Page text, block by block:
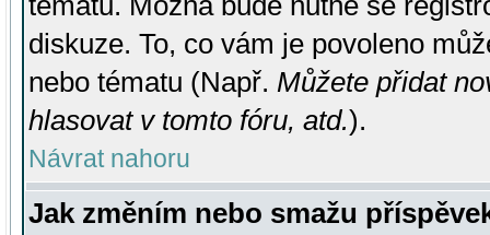
diskuze. To, co vám je povoleno
nebo tématu (Např. Můžete přidat
hlasovat v tomto fóru, atd.).
Návrat nahoru
Jak změním nebo smažu